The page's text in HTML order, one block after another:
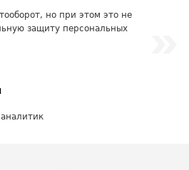
но при этом это не
защиту персональных